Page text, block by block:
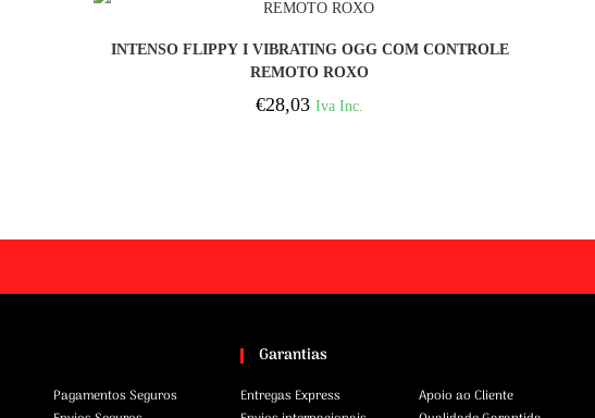
INTENSO FLIPPY I VIBRATING OGG COM CONTROLE
REMOTO ROXO
€28,03 Iva Inc.
Pagamentos Seguros
Garantias
Entregas Express
Apoio ao Cliente